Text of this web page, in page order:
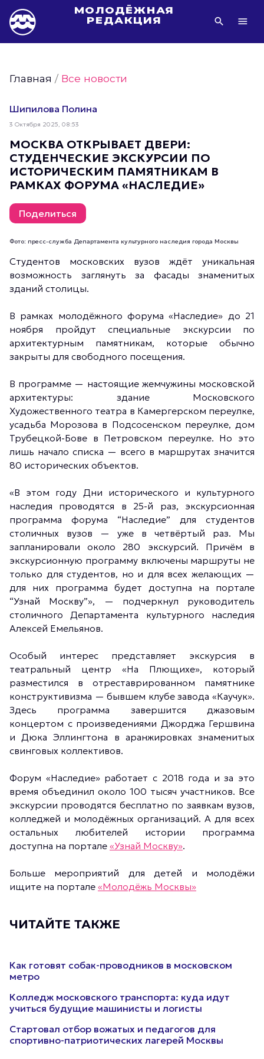
МОЛОДЁЖНАЯ
РЕДАКЦИЯ
Фото Молодёжи Москвы
Фотогалереи Молодёжи Москвы
Статьи Молодёжи Москвы
Молодёжь Москвы культурная
Молодёжь Москвы спортивная
Молодёжь Москвы здоровая
Молодёжь Москвы туристическая
Все новости
Главная /Все новости
Шипилова Полина
3 Октября 2025, 08:53
МОСКВА ОТКРЫВАЕТ ДВЕРИ:
СТУДЕНЧЕСКИЕ ЭКСКУРСИИ ПО
ИСТОРИЧЕСКИМ ПАМЯТНИКАМ В
РАМКАХ ФОРУМА «НАСЛЕДИЕ»
Поделиться
Фото: пресс-служба Департамента культурного наследия города Москвы
Студентов московских вузов ждёт уникальная
возможность заглянуть за фасады знаменитых
зданий столицы.
В рамках молодёжного форума «Наследие» до 21
ноября пройдут специальные экскурсии по
архитектурным памятникам, которые обычно
закрыты для свободного посещения.
В программе — настоящие жемчужины московской
архитектуры: здание Московского
Художественного театра в Камергерском переулке,
усадьба Морозова в Подсосенском переулке, дом
Трубецкой-Бове в Петровском переулке. Но это
лишь начало списка — всего в маршрутах значится
80 исторических объектов.
«В этом году Дни исторического и культурного
наследия проводятся в 25-й раз, экскурсионная
программа форума “Наследие” для студентов
столичных вузов — уже в четвёртый раз. Мы
запланировали около 280 экскурсий. Причём в
экскурсионную программу включены маршруты не
только для студентов, но и для всех желающих —
для них программа будет доступна на портале
“Узнай Москву”», — подчеркнул руководитель
столичного Департамента культурного наследия
Алексей Емельянов.
Особый интерес представляет экскурсия в
театральный центр «На Плющихе», который
разместился в отреставрированном памятнике
конструктивизма — бывшем клубе завода «Каучук».
Здесь программа завершится джазовым
концертом с произведениями Джорджа Гершвина
и Дюка Эллингтона в аранжировках знаменитых
свинговых коллективов.
Форум «Наследие» работает с 2018 года и за это
время объединил около 100 тысяч участников. Все
экскурсии проводятся бесплатно по заявкам вузов,
колледжей и молодёжных организаций. А для всех
остальных любителей истории программа
доступна на портале «Узнай Москву».
Больше мероприятий для детей и молодёжи
ищите на портале «Молодёжь Москвы»
ЧИТАЙТЕ ТАКЖЕ
Как готовят собак-проводников в московском
метро
Колледж московского транспорта: куда идут
учиться будущие машинисты и логисты
Стартовал отбор вожатых и педагогов для
спортивно-патриотических лагерей Москвы